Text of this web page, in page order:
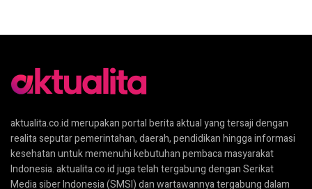
aktualita.co.id merupakan portal berita aktual yang tersaji dengan
realita seputar pemerintahan, daerah, pendidikan hingga informasi
kesehatan untuk memenuhi kebutuhan pembaca masyarakat
Indonesia. aktualita.co.id juga telah tergabung dengan Serikat
Media siber Indonesia (SMSI) dan wartawannya tergabung dalam